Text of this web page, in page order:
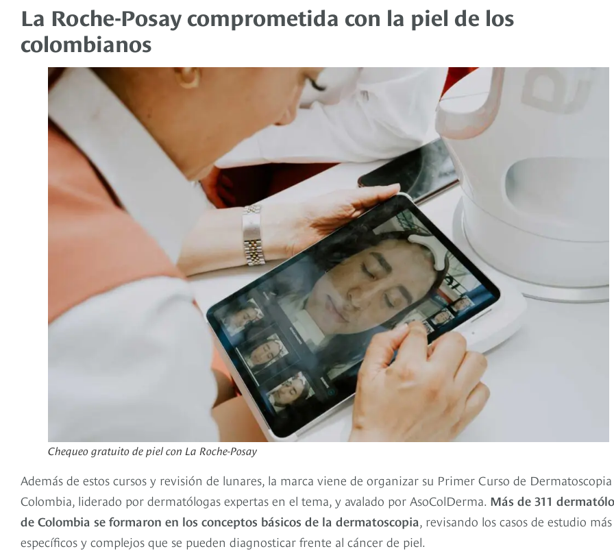
La Roche-Posay comprometida con la piel de los
colombianos
Chequeo gratuito de piel con La Roche-Posay
Además de estos cursos y revisión de lunares, la marca viene de organizar su Primer Curso de
Colombia, liderado por dermatólogas expertas en el tema, y avalado por AsoColDerma. Más de 311
de Colombia se formaron en los conceptos básicos de la dermatoscopia , revisando los casos de estudio más
específicos y complejos que se pueden diagnosticar frente al cáncer de piel.